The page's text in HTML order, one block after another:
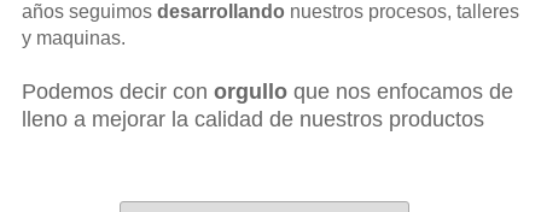
años seguimos desarrollando nuestros procesos, talleres
y maquinas.
Podemos decir con orgulloque nos enfocamos de
lleno a mejorar la calidad de nuestros productos